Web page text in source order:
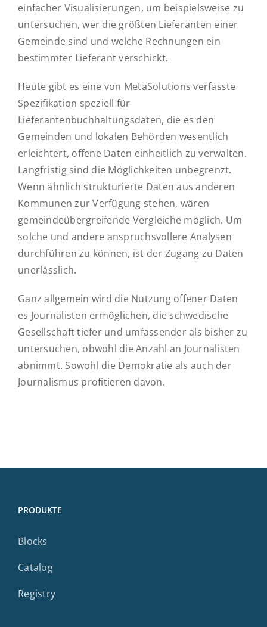
einfacher Visualisierungen, um beispielsweise zu
untersuchen, wer die größten Lieferanten einer
Gemeinde sind und welche Rechnungen ein
bestimmter Lieferant verschickt.
Heute gibt es eine von MetaSolutions verfasste
Spezifikation speziell für
Lieferantenbuchhaltungsdaten, die es den
Gemeinden und lokalen Behörden wesentlich
erleichtert, offene Daten einheitlich zu verwalten.
Langfristig sind die Möglichkeiten unbegrenzt.
Wenn ähnlich strukturierte Daten aus anderen
Kommunen zur Verfügung stehen, wären
gemeindeübergreifende Vergleiche möglich. Um
solche und andere anspruchsvollere Analysen
durchführen zu können, ist der Zugang zu Daten
unerlässlich.
Ganz allgemein wird die Nutzung offener Daten
es Journalisten ermöglichen, die schwedische
Gesellschaft tiefer und umfassender als bisher zu
untersuchen, obwohl die Anzahl an Journalisten
abnimmt. Sowohl die Demokratie als auch der
Journalismus profitieren davon.
PRODUKTE
Blocks
Catalog
Registry